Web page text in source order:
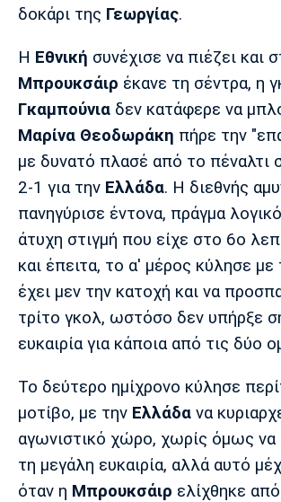
Μπορούσια
Ντόρτμουντ
Παρί Σεν
Ζερμέν
Μονακό
Ερυθρός
Αστέρας
Πόρτο Μπενφίκα
δοκάρι της Γεωργίας.
Η Εθνική συνέχισε να πιέζει και
Μπρουκσάιρ έκανε τη σέντρα, η
Γκαμπούνια δεν κατάφερε να
Μαρίνα Θεοδωράκη πήρε την
με δυνατό πλασέ από το πέναλτι
2-1 για την Ελλάδα. Η διεθνής
πανηγύρισε έντονα, πράγμα
άτυχη στιγμή που είχε στο 6ο
και έπειτα, το α' μέρος κύλησε με
έχει μεν την κατοχή και να
τρίτο γκολ, ωστόσο δεν υπήρξε
ευκαιρία για κάποια από τις δύο
Το δεύτερο ημίχρονο κύλησε
μοτίβο, με την Ελλάδα να
αγωνιστικό χώρο, χωρίς όμως να
τη μεγάλη ευκαιρία, αλλά αυτό
όταν η Μπρουκσάιρ ελίχθηκε